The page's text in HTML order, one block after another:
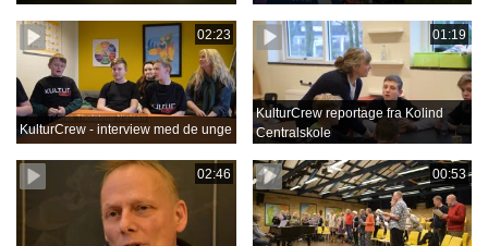
02:23
KulturCrew - interview med de unge
01:19
KulturCrew reportage fra Kolind
Centralskole
02:46 00:53